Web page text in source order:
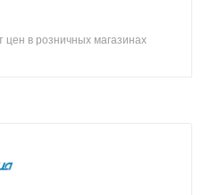
цен в розничных магазинах